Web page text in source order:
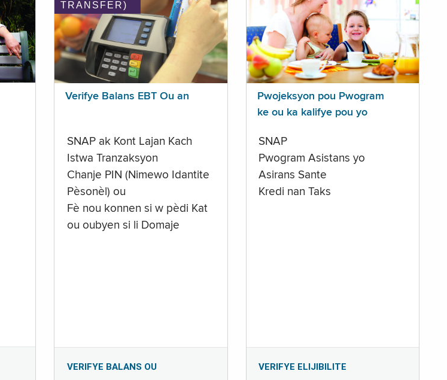
TRANSFER)
Verifye Balans EBT Ou an
SNAP ak Kont Lajan Kach
Istwa Tranzaksyon
Chanje PIN (Nimewo Idantite
Pèsonèl) ou
Fè nou konnen si w pèdi Kat
ou oubyen si li Domaje
VERIFYE BALANS OU
Pwojeksyon pou Pwogram
ke ou ka kalifye pou yo
SNAP
Pwogram Asistans yo
Asirans Sante
Kredi nan Taks
VERIFYE ELIJIBILITE